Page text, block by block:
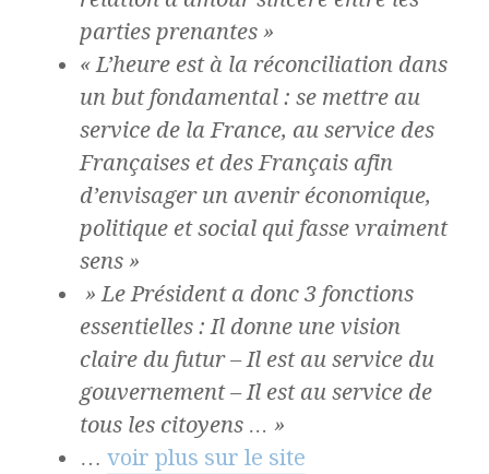
parties prenantes »
« L’heure est à la réconciliation dans
un but fondamental : se mettre au
service de la France, au service des
Françaises et des Français afin
d’envisager un avenir économique,
politique et social qui fasse vraiment
sens »
» Le Président a donc 3 fonctions
essentielles : Il donne une vision
claire du futur – Il est au service du
gouvernement – Il est au service de
tous les citoyens … »
… voir plus sur le site